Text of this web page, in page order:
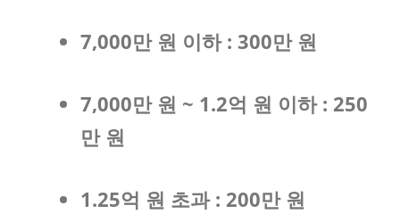
7,000만 원 이하 : 300만 원
7,000만 원 ~ 1.2억 원 이하 : 250
만 원
1.25억 원 초과 : 200만 원